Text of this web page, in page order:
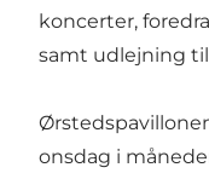
koncerter,
samt udlejning
onsdag i